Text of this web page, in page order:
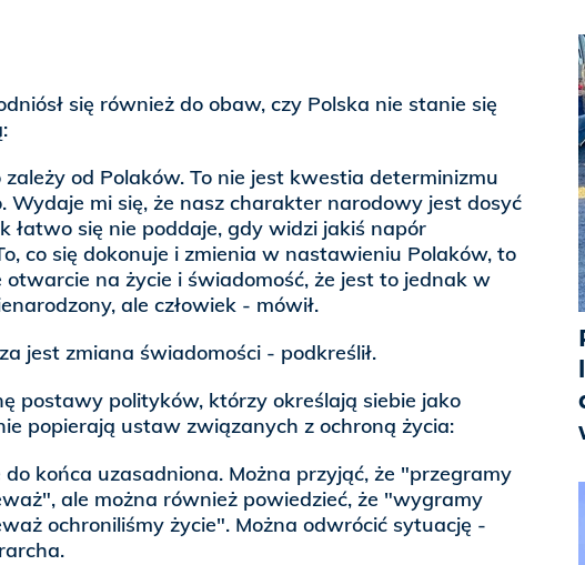
się również do obaw, czy Polska nie stanie się
od Polaków. To nie jest kwestia determinizmu
Wydaje mi się, że nasz charakter narodowy jest dosyć
łatwo się nie poddaje, gdy widzi jakiś napór
co się dokonuje i zmienia w nastawieniu Polaków, to
otwarcie na życie i świadomość, że jest to jednak w
ale człowiek - mówił.
jest zmiana świadomości - podkreślił.
postawy polityków, którzy określają siebie jako
popierają ustaw związanych z ochroną życia:
do końca uzasadniona. Można przyjąć, że "przegramy
ale można również powiedzieć, że "wygramy
ochroniliśmy życie". Można odwrócić sytuację -